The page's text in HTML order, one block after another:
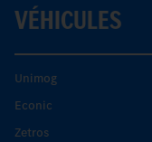
VÉHICULES
Unimog
Econic
Zetros